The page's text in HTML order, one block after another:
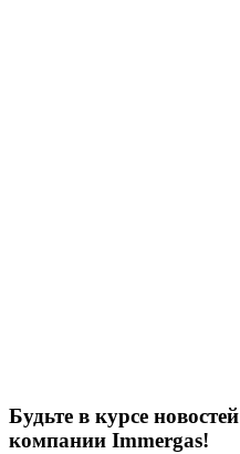
Будьте в курсе новостей
компании Immergas!